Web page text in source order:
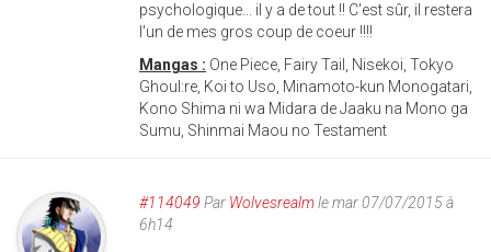
psychologique... il y a de tout !! C'est sûr, il restera
l'un de mes gros coup de coeur !!!!
Mangas : One Piece, Fairy Tail, Nisekoi, Tokyo
Ghoul:re, Koi to Uso, Minamoto-kun Monogatari,
Kono Shima ni wa Midara de Jaaku na Mono ga
Sumu, Shinmai Maou no Testament
#114049 Par Wolvesrealmle mar 07/07/2015 à
6h14